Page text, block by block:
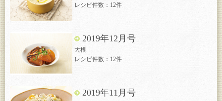
レシピ件数：12件
2019年12月号
大根
レシピ件数：12件
2019年11月号